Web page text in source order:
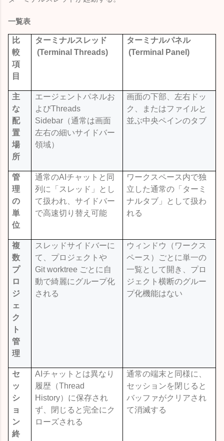
一覧表
比
較
項
目
ターミナルスレッド
(Terminal Threads)
ターミナルパネル
(Terminal Panel)
主
な
配
置
場
所
エージェントパネルお
よびThreads
Sidebar （通常は画面
左右の細いサイドバー
領域）
画面の下部、左右ドッ
ク、またはファイルと
並ぶ中央ペインのタブ
管
理
の
単
位
通常のAI チャットと同
列に「スレッド」とし
て扱われ、サイドバー
で高速切り替え可能
ワークスペース内で独
立した通常の「ターミ
ナルタブ」として扱わ
れる
複
数
プ
ロ
ジ
ェ
ク
ト
管
理
スレッドサイドバーに
て、プロジェクトや
Git worktree ごとに自
動で綺麗にグループ化
される
ウィンドウ（ワークス
ペース）ごとに単一の
一覧として開き、プロ
ジェクト横断のグルー
プ化機能はない
セ
ッ
シ
ョ
ン
終
AI チャットとは異なり
履歴（Thread
History）に保存され
ず、閉じると完全にク
ローズされる
通常の端末と同様に、
セッションを閉じると
バッファがクリアされ
て消滅する